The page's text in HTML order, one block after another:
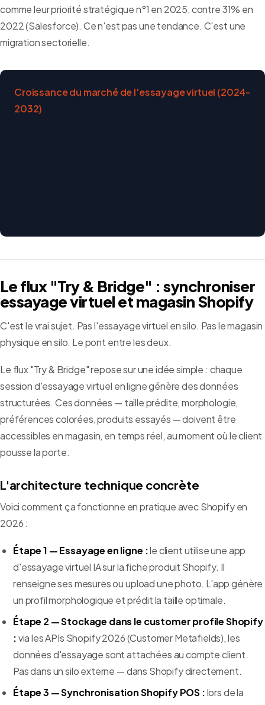
comme leur priorité stratégique n°1 en 2025, contre 31% en
2022 (Salesforce). Ce n'est pas une tendance. C'est une
migration sectorielle.
Croissance du marché de l'essayage virtuel (2024-
2032)
Le flux "Try & Bridge" : synchroniser
essayage virtuel et magasin Shopify
C'est le vrai sujet. Pas l'essayage virtuel en silo. Pas le magasin
physique en silo. Le pont entre les deux.
Le flux "Try & Bridge" repose sur une idée simple : chaque
session d'essayage virtuel en ligne génère des données
structurées. Ces données — taille prédite, morphologie,
préférences colorées, produits essayés — doivent être
accessibles en magasin, en temps réel, au moment où le client
pousse la porte.
L'architecture technique concrète
Voici comment ça fonctionne en pratique avec Shopify en
2026 :
Étape 1 — Essayage en ligne :le client utilise une app
d'essayage virtuel IA sur la fiche produit Shopify. Il
renseigne ses mesures ou upload une photo. L'app génère
un profil morphologique et prédit la taille optimale.
Étape 2 — Stockage dans le customer profile Shopify
:via les APIs Shopify 2026 (Customer Metafields), les
données d'essayage sont attachées au compte client.
Pas dans un silo externe — dans Shopify directement.
Étape 3 — Synchronisation Shopify POS :lors de la